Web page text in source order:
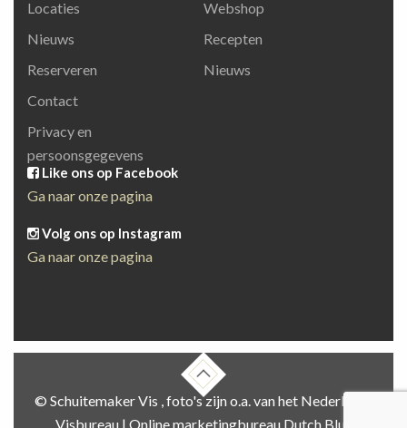
Locaties
Nieuws
Reserveren
Contact
Privacy en
persoonsgegevens
Webshop
Recepten
Nieuws
Like ons op Facebook
Ga naar onze pagina
Volg ons op Instagram
Ga naar onze pagina
© Schuitemaker Vis , foto's zijn o.a. van het Nederlands
Visbureau | Online marketingbureau Dutch Blue